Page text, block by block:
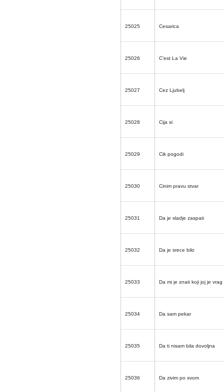
25025 Cesarica
25026 C'est La Vie
25027 Cez Ljubelj
25028 Cija si
25029 Cik pogodi
25030 Cinim pravu stvar
25031 Da je sladje zaspati
25032 Da je srece bilo
25033 Da mi je znati koji joj je vrag
25034 Da sam pekar
25035 Da ti nisam bila dovoljna
25036 Da zivim po svom